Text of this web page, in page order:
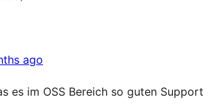
ago
es im OSS Bereich so guten Support